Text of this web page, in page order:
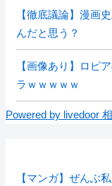
【徹底議論】漫画
んだと思う？
【画像あり】ロピ
ラｗｗｗｗｗ
Powered by livedoor
【マンガ】ぜんぶ